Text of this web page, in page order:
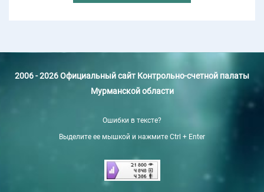
2006 - 2026 Официальный сайт Контрольно-счетной палаты
Мурманской области
Ошибки в тексте?
Выделите ее мышкой и нажмите Ctrl + Enter